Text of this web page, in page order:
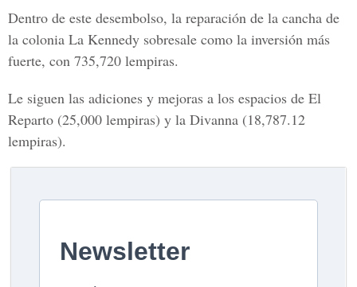
Dentro de este desembolso, la reparación de la cancha de
la colonia La Kennedy sobresale como la inversión más
fuerte, con 735,720 lempiras.
Le siguen las adiciones y mejoras a los espacios de El
Reparto (25,000 lempiras) y la Divanna (18,787.12
lempiras).